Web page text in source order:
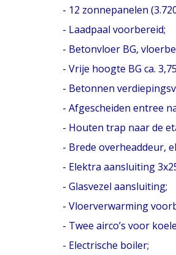
- 12 zonnepanelen
- Laadpaal voorbereid;
- Betonvloer BG,
- Vrije hoogte BG ca.
- Betonnen
- Afgescheiden entree
- Houten trap naar de
- Brede overheaddeur,
- Elektra aansluiting
- Glasvezel aansluiting;
- Vloerverwarming
- Twee airco’s voor
- Electrische boiler;